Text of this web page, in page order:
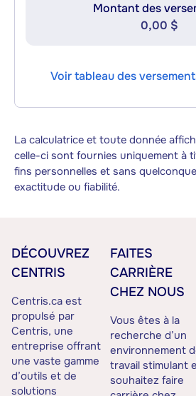
Montant des
0,00 $
Voir tableau des
La calculatrice et toute donnée
celle-ci sont fournies uniquement à
fins personnelles et sans
exactitude ou fiabilité.
DÉCOUVREZ
CENTRIS
Centris.ca est
propulsé par
Centris, une
entreprise offrant
une vaste gamme
d’outils et de
solutions
FAITES
CARRIÈRE
CHEZ NOUS
Vous êtes à la
recherche d’un
environnement
travail stimulant
souhaitez faire